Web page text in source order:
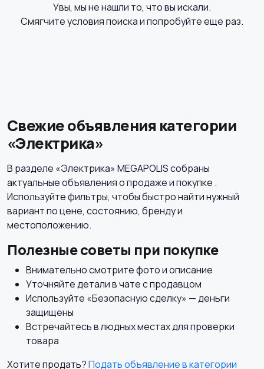
Стройматериалы Электрика
Увы, мы не нашли то, что вы искали.
Смягчите условия поиска и попробуйте еще раз.
Свежие объявления категории
«Электрика»
В разделе «Электрика» MEGAPOLIS собраны
актуальные объявления о продаже и покупке .
Используйте фильтры, чтобы быстро найти нужный
вариант по цене, состоянию, бренду и
местоположению.
Полезные советы при покупке
Внимательно смотрите фото и описание
Уточняйте детали в чате с продавцом
Используйте «Безопасную сделку» — деньги
защищены
Встречайтесь в людных местах для проверки
товара
Хотите продать?Подать объявление в категории